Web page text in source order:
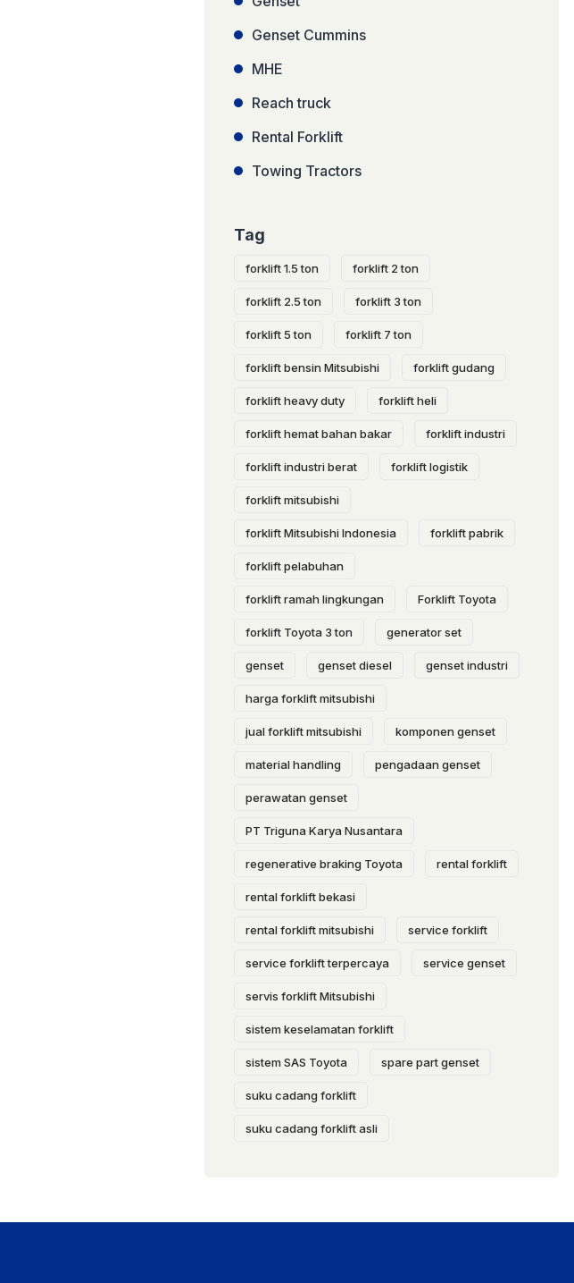
Genset Cummins
MHE
Reach truck
Rental Forklift
Towing Tractors
Tag
forklift 1.5 ton forklift 2 ton
forklift 2.5 ton forklift 3 ton
forklift 5 ton forklift 7 ton
forklift bensin Mitsubishi forklift gudang
forklift heavy duty forklift heli
forklift hemat bahan bakar forklift industri
forklift industri berat forklift logistik
forklift mitsubishi
forklift Mitsubishi Indonesia forklift pabrik
forklift pelabuhan
forklift ramah lingkungan Forklift Toyota
forklift Toyota 3 ton generator set
genset genset diesel genset industri
harga forklift mitsubishi
jual forklift mitsubishi komponen genset
material handling pengadaan genset
perawatan genset
PT Triguna Karya Nusantara
regenerative braking Toyota rental forklift
rental forklift bekasi
rental forklift mitsubishi service forklift
service forklift terpercaya service genset
servis forklift Mitsubishi
sistem keselamatan forklift
sistem SAS Toyota spare part genset
suku cadang forklift
suku cadang forklift asli